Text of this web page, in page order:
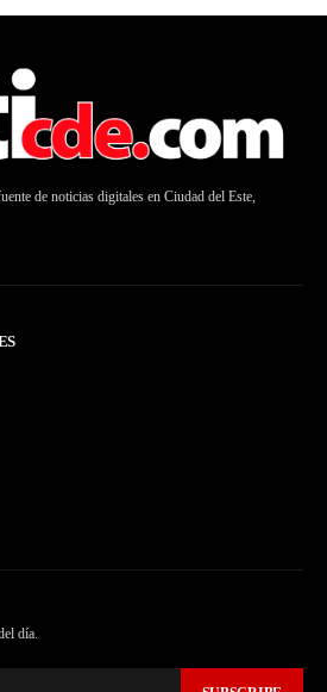
de noticias digitales en Ciudad del Este,
día.